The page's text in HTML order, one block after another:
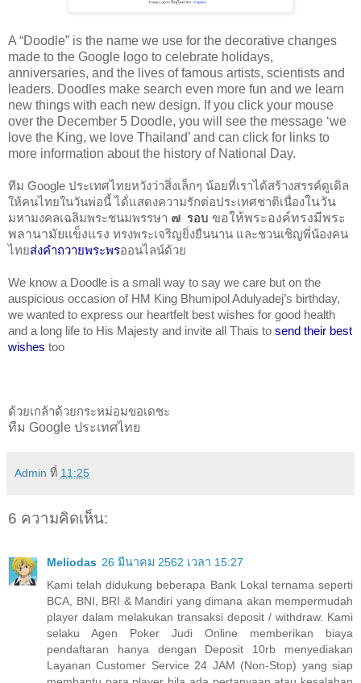
A “Doodle” is the name we use for the decorative changes
made to the Google logo to celebrate holidays,
anniversaries, and the lives of famous artists, scientists and
leaders. Doodles make search even more fun and we learn
new things with each new design. If you click your mouse
over the December 5 Doodle, you will see the message ‘we
love the King, we love Thailand’ and can click for links to
more information about the history of National Day.
ทีม Google ประเทศไทยหวังว่าสิ่งเล็กๆ น้อยที่เราได้สร้างสรรค์ดูเดิล
ให้คนไทยในวันพ่อนี้ ได้่แสดงความรักต่อประเทศชาติเนื่องในวัน
มหามงคลเฉลิมพระชนมพรรษา ๗ รอบ ขอให้พระองค์ทรงมีพระ
พลานามัยแข็งแรง ทรงพระเจริญยิ่งยืนนาน และชวนเชิญพี่น้องคน
ไทยส่งคำถวายพระพรออนไลน์ด้วย
We know a Doodle is a small way to say we care but on the
auspicious occasion of HM King Bhumipol Adulyadej’s birthday,
we wanted to express our heartfelt best wishes for good health
and a long life to His Majesty and invite all Thais to send their best
wishes too
ด้วยเกล้าด้วยกระหม่อมขอเดชะ
ทีม Google ประเทศไทย
Admin ที่ 11:25
6 ความคิดเห็น:
Meliodas 26 มีนาคม 2562 เวลา 15:27
Kami telah didukung beberapa Bank Lokal ternama seperti
BCA, BNI, BRI & Mandiri yang dimana akan mempermudah
player dalam melakukan transaksi deposit / withdraw. Kami
selaku Agen Poker Judi Online memberikan biaya
pendaftaran hanya dengan Deposit 10rb menyediakan
Layanan Customer Service 24 JAM (Non-Stop) yang siap